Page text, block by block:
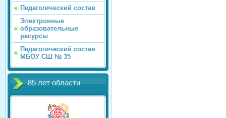
Педагогический состав
Электронные
образовательные
ресурсы
Педагогический состав
МБОУ СШ № 35
85 лет области